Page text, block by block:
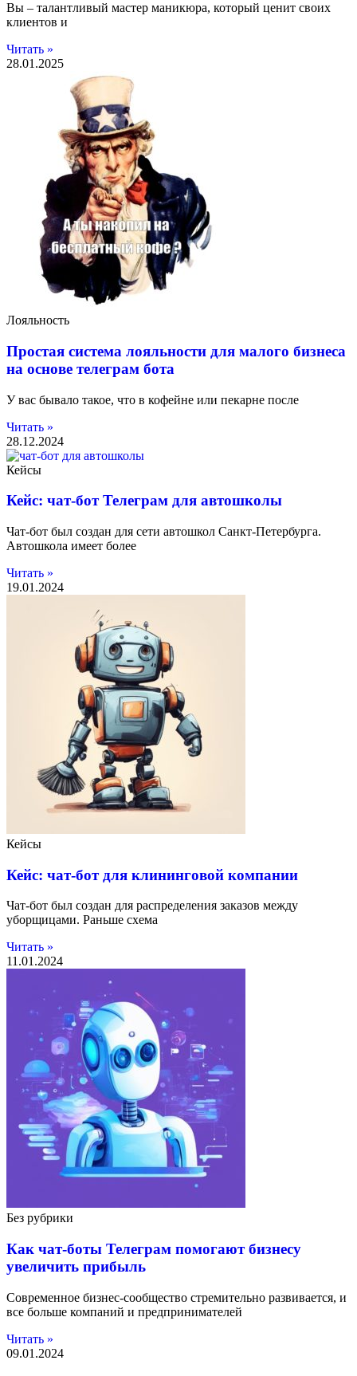
Вы – талантливый мастер маникюра, который ценит своих
клиентов и
Читать »
28.01.2025
Лояльность
Простая система лояльности для малого бизнеса
на основе телеграм бота
У вас бывало такое, что в кофейне или пекарне после
Читать »
28.12.2024
Кейсы
Кейс: чат-бот Телеграм для автошколы
Чат-бот был создан для сети автошкол Санкт-Петербурга.
Автошкола имеет более
Читать »
19.01.2024
Кейсы
Кейс: чат-бот для клининговой компании
Чат-бот был создан для распределения заказов между
уборщицами. Раньше схема
Читать »
11.01.2024
Без рубрики
Как чат-боты Телеграм помогают бизнесу
увеличить прибыль
Современное бизнес-сообщество стремительно развивается, и
все больше компаний и предпринимателей
Читать »
09.01.2024